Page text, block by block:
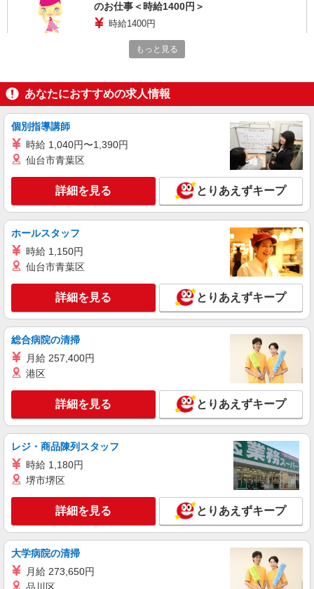
のお仕事＜時給1400円＞
時給1400円
岐阜県岐阜市／最寄駅：岐阜駅、名鉄岐阜駅
駐輪場があるので自転車通勤もOK♪
キープ 詳細を見る
派遣社員
パーソルテンプスタッフ株式会社 中部コーディネートセンター一課
（岐阜）/26-0607486
［未経験OK］残業なし★少人数Officeで2名体
時給1400円
岐阜県岐阜市／最寄駅：岐阜駅、名鉄岐阜駅
岐南町・笠松町からも通勤しやすい岐阜駅南部エ
リア★ ≪車通勤可≫ 無料駐車場、駐輪場あり☆
キープ 詳細を見る
派遣社員
パーソルテンプスタッフ株式会社 中部コーディネートセンター一課
（岐阜）/26-0392094
［時給1400円］歴史ある食品メーカーで営業
岐阜県岐阜市／最寄駅：高田橋駅、岐南駅
各務原市や岐南町からも通勤しやすいエリア★
≪車通勤可≫ 無料駐車場あり
キープ 詳細を見る
派遣社員
パーソルテンプスタッフ株式会社 中部コーディネートセンター一課
（岐阜）/26-0547732
物流拠点で事務★岐阜市
時給1400円
岐阜県岐阜市／最寄駅：岐阜駅 ≪車通勤可
詳細を見る
もっと見る
あなたにおすすめの求人情報
個別指導講師
時給 1,040円〜1,390円
仙台市青葉区
詳細を見る とりあえずキープ
ホールスタッフ
時給 1,150円
仙台市青葉区
詳細を見る とりあえずキープ
総合病院の清掃
月給 257,400円
港区
詳細を見る とりあえずキープ
レジ・商品陳列スタッフ
時給 1,180円
堺市堺区
詳細を見る とりあえずキープ
大学病院の清掃
月給 273,650円